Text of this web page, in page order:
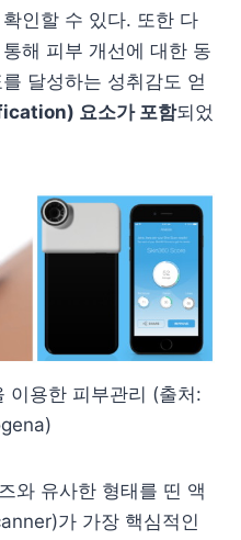
인할 수 있다. 또한 다
해 피부 개선에 대한 동
달성하는 성취감도 얻
요소가 포함되었
이용한 피부관리 (출처:
와 유사한 형태를 띤 액
가 가장 핵심적인